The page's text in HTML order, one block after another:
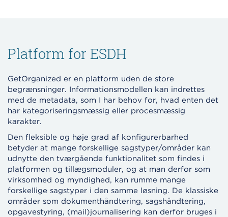
Platform for ESDH
GetOrganized er en platform uden de store
begrænsninger. Informationsmodellen kan indrettes
med de metadata, som I har behov for, hvad enten det
har kategoriseringsmæssig eller procesmæssig
karakter.
Den fleksible og høje grad af konfigurerbarhed
betyder at mange forskellige sagstyper/områder kan
udnytte den tværgående funktionalitet som findes i
platformen og tillægsmoduler, og at man derfor som
virksomhed og myndighed, kan rumme mange
forskellige sagstyper i den samme løsning. De klassiske
områder som dokumenthåndtering, sagshåndtering,
opgavestyring, (mail)journalisering kan derfor bruges i